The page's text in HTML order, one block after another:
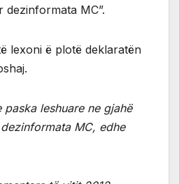
dezinformata MC”.
lexoni ë plotë deklaratën
paska leshuare ne gjahë
MC, edhe